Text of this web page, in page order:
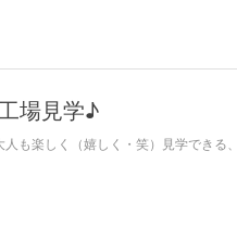
場見学♪
も楽しく（嬉しく・笑）見学できる